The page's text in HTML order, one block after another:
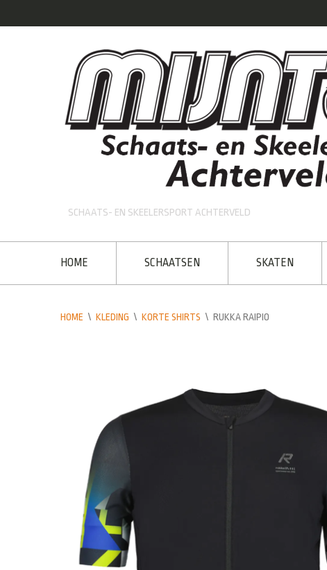
SCHAATS- EN SKEELERSPORT ACHTERVELD
HOME SCHAATSEN SKATEN
HOME \ KLEDING \ KORTE SHIRTS \ RUKKA RAIPIO